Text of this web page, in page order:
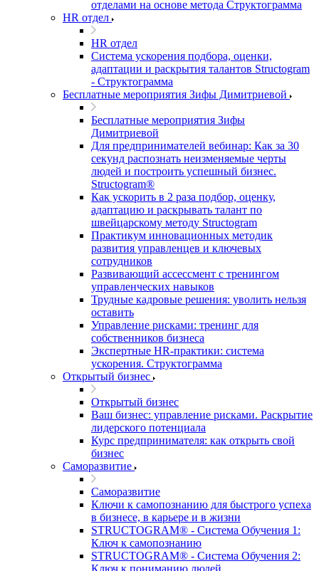
отделами на основе метода Структограмма
HR отдел
HR отдел
Система ускорения подбора, оценки,
адаптации и раскрытия талантов Structogram
- Структограмма
Бесплатные мероприятия Зифы Димитриевой
Бесплатные мероприятия Зифы
Димитриевой
Для предпринимателей вебинар: Как за 30
секунд распознать неизменяемые черты
людей и построить успешный бизнес.
Structogram®
Как ускорить в 2 раза подбор, оценку,
адаптацию и раскрывать талант по
швейцарскому методу Structogram
Практикум инновационных методик
развития управленцев и ключевых
сотрудников
Развивающий ассессмент с тренингом
управленческих навыков
Трудные кадровые решения: уволить нельзя
оставить
Управление рисками: тренинг для
собственников бизнеса
Экспертные HR-практики: система
ускорения. Структограмма
Открытый бизнес
Открытый бизнес
Ваш бизнес: управление рисками. Раскрытие
лидерского потенциала
Курс предпринимателя: как открыть свой
бизнес
Саморазвитие
Саморазвитие
Ключи к самопознанию для быстрого успеха
в бизнесе, в карьере и в жизни
STRUCTOGRAM® - Система Обучения 1:
Ключ к самопознанию
STRUCTOGRAM® - Система Обучения 2:
Ключ к пониманию людей